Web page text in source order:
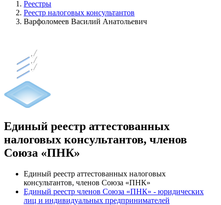
Реестры
Реестр налоговых консультантов
Варфоломеев Василий Анатольевич
Единый реестр аттестованных
налоговых консультантов, членов
Союза «ПНК»
Единый реестр аттестованных налоговых
консультантов, членов Союза «ПНК»
Единый реестр членов Союза «ПНК» - юридических
лиц и индивидуальных предпринимателей